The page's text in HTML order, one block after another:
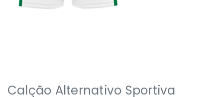
Calção Alternativo Sportiva